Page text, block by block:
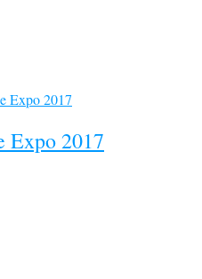
Expo 2017